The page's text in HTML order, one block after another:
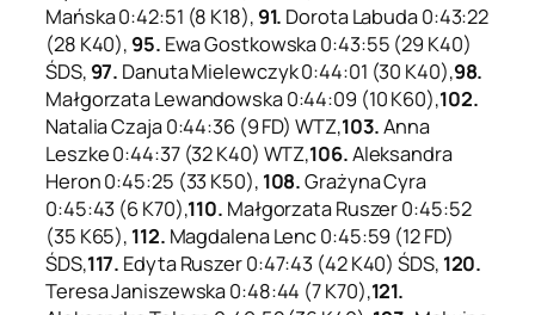
Mańska 0:42:51 (8 K18), 91. Dorota Labuda 0:43:22
(28 K40), 95. Ewa Gostkowska 0:43:55 (29 K40)
ŚDS, 97. Danuta Mielewczyk 0:44:01 (30 K40),98.
Małgorzata Lewandowska 0:44:09 (10 K60),102.
Natalia Czaja 0:44:36 (9 FD) WTZ,103.Anna
Leszke 0:44:37 (32 K40) WTZ,106.Aleksandra
Heron 0:45:25 (33 K50), 108.Grażyna Cyra
0:45:43 (6 K70),110. Małgorzata Ruszer 0:45:52
(35 K65), 112. Magdalena Lenc 0:45:59 (12 FD)
ŚDS,117. Edyta Ruszer 0:47:43 (42 K40) ŚDS, 120.
Teresa Janiszewska 0:48:44 (7 K70),121.